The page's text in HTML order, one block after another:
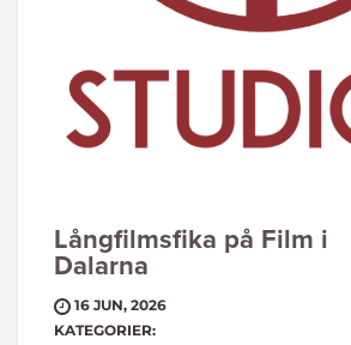
Långfilmsfika på Film i
Dalarna
16 JUN, 2026
KATEGORIER: